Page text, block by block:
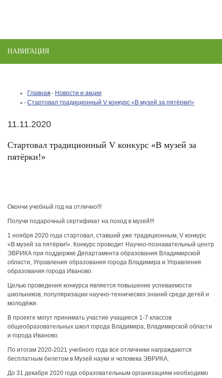
НАВИГАЦИЯ
Главная
Новости и акции
Стартовал традиционный V конкурс «В музей за пятёрки!»
11.11.2020
Стартовал традиционный V конкурс «В музей за
пятёрки!»
Окончи учебный год на отлично!!!
Получи подарочный сертификат на поход в музей!!!
1 ноября 2020 года стартовал, ставший уже традиционным, V конкурс
«В музей за пятёрки!». Конкурс проводит Научно-познавательный центр
ЭВРИКА при поддержке Департамента образования Владимирской
области, Управления образования города Владимира и Управления
образования города Иваново.
Целью проведения конкурса является повышение успеваемости
школьников, популяризации научно-технических знаний среди детей и
молодёжи.
В проекте могут принимать участие учащиеся 1-7 классов
общеобразовательных школ города Владимира, Владимирской области
и города Иваново.
По итогам 2020-2021 учебного года все отличники награждаются
бесплатным билетом в Музей науки и человека ЭВРИКА.
До 31 декабря 2020 года образовательным организациям необходимо